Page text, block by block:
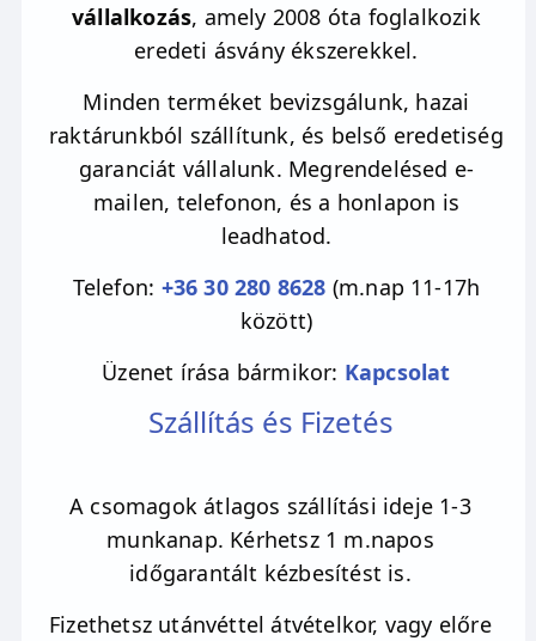
vállalkozás, amely 2008 óta foglalkozik
eredeti ásvány ékszerekkel.
Minden terméket bevizsgálunk, hazai
raktárunkból szállítunk, és belső eredetiség
garanciát vállalunk. Megrendelésed e-
mailen, telefonon, és a honlapon is
leadhatod.
Telefon: +36 30 280 8628 (m.nap 11-17h
között)
Üzenet írása bármikor: Kapcsolat
Szállítás és Fizetés
A csomagok átlagos szállítási ideje 1-3
munkanap. Kérhetsz 1 m.napos
időgarantált kézbesítést is.
Fizethetsz utánvéttel átvételkor, vagy előre